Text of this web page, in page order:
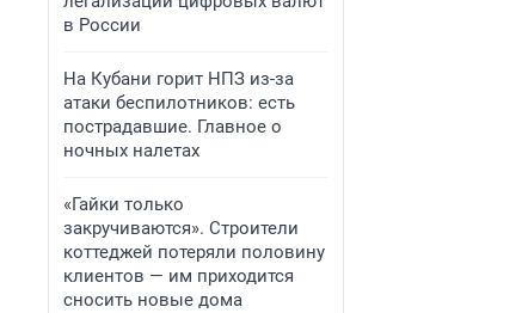
в России
На Кубани горит НПЗ из-за
атаки беспилотников: есть
пострадавшие. Главное о
ночных налетах
«Гайки только
закручиваются». Строители
коттеджей потеряли половину
клиентов — им приходится
сносить новые дома